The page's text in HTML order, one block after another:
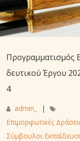
Προγραμματισμός
δευτικού Έργου
4
admin_
|
Επιμορφωτικές
Σύμβουλοι